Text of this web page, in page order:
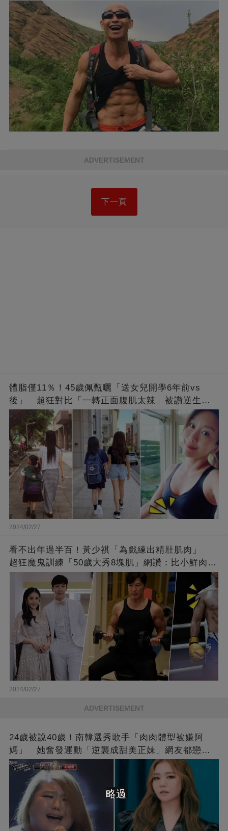
ADVERTISEMENT
下一頁
體脂僅11％！45歲佩甄曬「送女兒開學6年前vs
後」 超狂對比「一轉正面腹肌太辣」被讚逆生
長：媽媽變姊姊❤
2024/02/27
看不出年過半百！黃少祺「為戲練出精壯肌肉」
超狂魔鬼訓練「50歲大秀8塊肌」網讚：比小鮮肉猛
2024/02/27
ADVERTISEMENT
24歲被說40歲！南韓選秀歌手「肉肉體型被嫌阿
媽」 她奮發運動「逆襲成甜美正妹」網友都戀愛
了❤
略過